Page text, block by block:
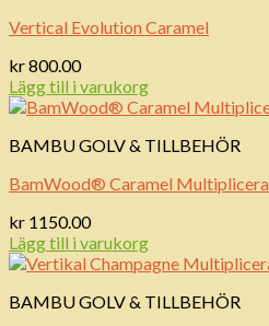
Vertical Evolution Caramel
kr800.00
Lägg till i varukorg
BAMBU GOLV & TILLBEHÖR
BamWood® Caramel Multiplicera
kr 1150.00
Lägg till i varukorg
BAMBU GOLV & TILLBEHÖR